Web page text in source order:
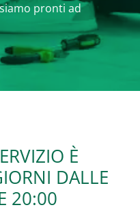
pronti ad
È
DALLE
20:00